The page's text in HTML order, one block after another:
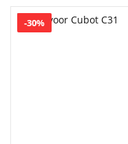
-30%